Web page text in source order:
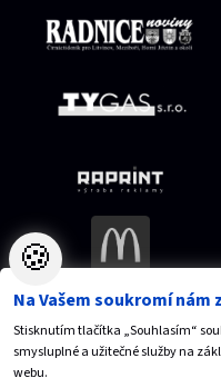
Mapa serveru
🍪
Na Vašem soukromí nám
Stisknutím tlačítka „Souhlasím“
smysluplné a užitečné služby na
webu.